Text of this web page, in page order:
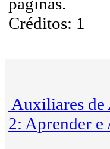
páginas.
Créditos: 1
Auxiliares de
2: Aprender